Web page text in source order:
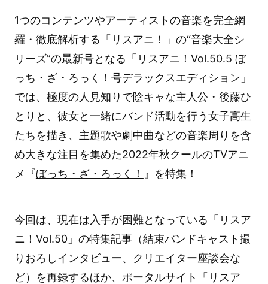
1つのコンテンツやアーティストの音楽を完全網
羅・徹底解析する「リスアニ！」の“音楽大全シ
リーズ”の最新号となる「リスアニ！Vol.50.5 ぼ
っち・ざ・ろっく！号デラックスエディション」
では、極度の人見知りで陰キャな主人公・後藤ひ
とりと、彼女と一緒にバンド活動を行う女子高生
たちを描き、主題歌や劇中曲などの音楽周りを含
め大きな注目を集めた2022年秋クールのTVアニ
メ『ぼっち・ざ・ろっく！ 』を特集！
今回は、現在は入手が困難となっている「リスア
ニ！Vol.50」の特集記事（結束バンドキャスト撮
りおろしインタビュー、クリエイター座談会な
ど）を再録するほか、ポータルサイト「リスア